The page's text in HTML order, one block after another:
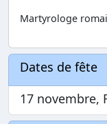
Martyrologe
Dates de fête
17 novembre,